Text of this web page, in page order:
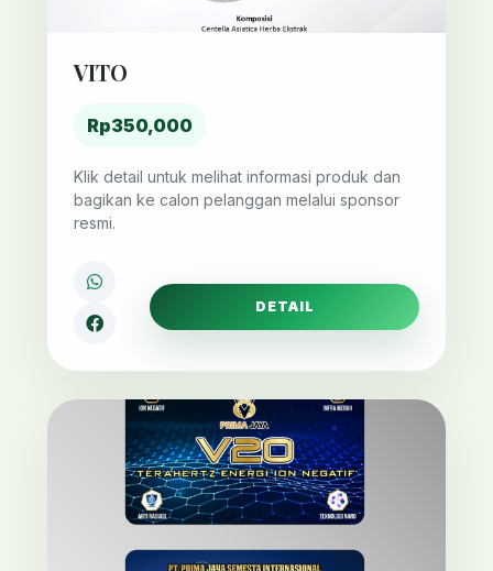
VITO
Rp350,000
Klik detail untuk melihat informasi produk dan
bagikan ke calon pelanggan melalui sponsor
resmi.
DETAIL